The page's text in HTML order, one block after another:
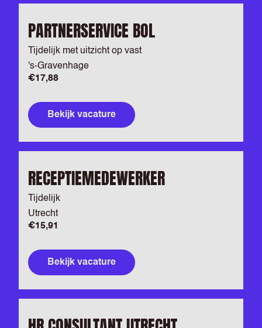
PARTNERSERVICE BOL
Tijdelijk met uitzicht op vast
's-Gravenhage
€17,88
Bekijk vacature
RECEPTIEMEDEWERKER
Tijdelijk
Utrecht
€15,91
Bekijk vacature